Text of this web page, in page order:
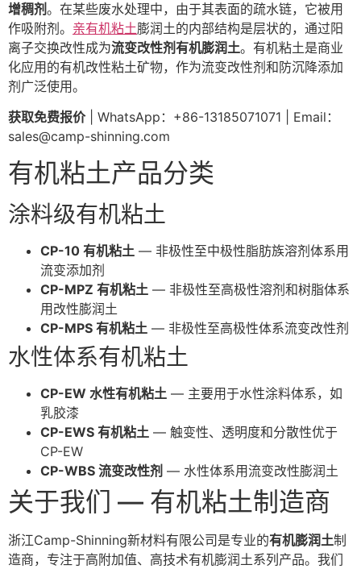
增稠剂。在某些废水处理中，由于其表面的疏水链，它被用
作吸附剂。 亲有机粘土膨润土的内部结构是层状的，通过阳
离子交换改性成为流变改性剂有机膨润土。有机粘土是商业
化应用的有机改性粘土矿物，作为流变改性剂和防沉降添加
剂广泛使用。
获取免费报价| WhatsApp：+86-13185071071 | Email：
sales@camp-shinning.com
有机粘土产品分类
涂料级有机粘土
CP-10 有机粘土 — 非极性至中极性脂肪族溶剂体系用
流变添加剂
CP-MPZ 有机粘土 — 非极性至高极性溶剂和树脂体系
用改性膨润土
CP-MPS 有机粘土 — 非极性至高极性体系流变改性剂
水性体系有机粘土
CP-EW 水性有机粘土 — 主要用于水性涂料体系，如
乳胶漆
CP-EWS 有机粘土 — 触变性、透明度和分散性优于
CP-EW
CP-WBS 流变改性剂 — 水性体系用流变改性膨润土
关于我们 — 有机粘土制造商
浙江Camp-Shinning新材料有限公司是专业的有机膨润土制
造商，专注于高附加值、高技术有机膨润土系列产品。我们